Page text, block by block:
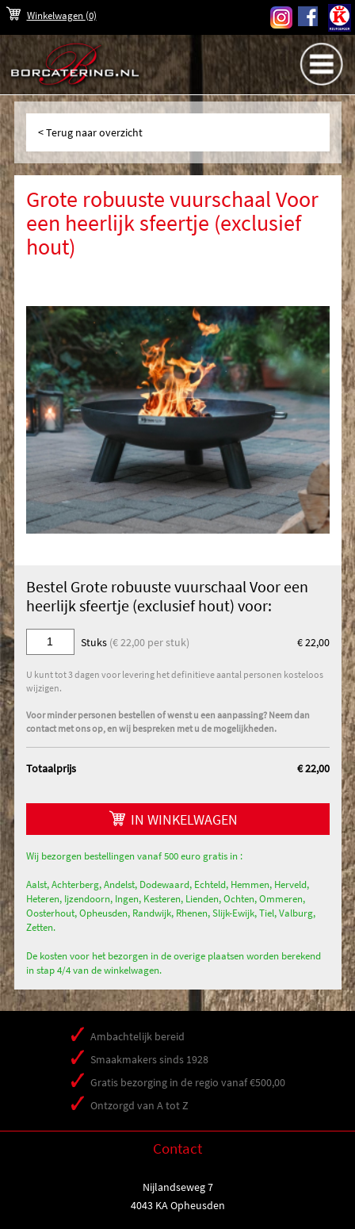
Winkelwagen (0)
Terug naar overzicht
Grote robuuste vuurschaal Voor
een heerlijk sfeertje (exclusief
hout)
Bestel Grote robuuste vuurschaal Voor een
heerlijk sfeertje (exclusief hout) voor:
Stuks (€ 22,00 per stuk) € 22,00
U kunt tot 3 dagen voor levering het definitieve aantal personen kosteloos
wijzigen.
Voor minder personen bestellen of wenst u een aanpassing? Neem dan
contact met ons op, en wij bespreken met u de mogelijkheden.
Totaalprijs € 22,00
IN WINKELWAGEN
Wij bezorgen bestellingen vanaf 500 euro gratis in :
Aalst, Achterberg, Andelst, Dodewaard, Echteld, Hemmen, Herveld,
Heteren, Ijzendoorn, Ingen, Kesteren, Lienden, Ochten, Ommeren,
Oosterhout, Opheusden, Randwijk, Rhenen, Slijk-Ewijk, Tiel, Valburg,
Zetten.
De kosten voor het bezorgen in de overige plaatsen worden berekend
in stap 4/4 van de winkelwagen.
Ambachtelijk bereid
Smaakmakers sinds 1928
Gratis bezorging in de regio vanaf €500,00
Ontzorgd van A tot Z
Contact
Nijlandseweg 7
4043 KA Opheusden